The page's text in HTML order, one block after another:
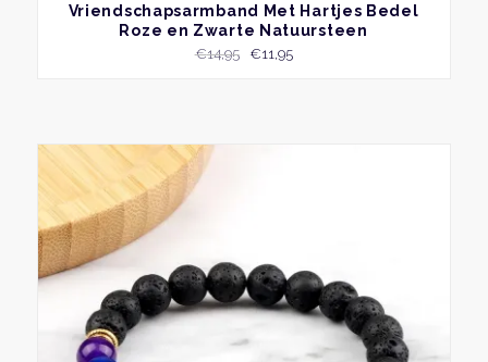
BEKIJK
Vriendschapsarmband Met Hartjes Bedel
Roze en Zwarte Natuursteen
€14,95
Oorspronkelijke
€11,95Huidige